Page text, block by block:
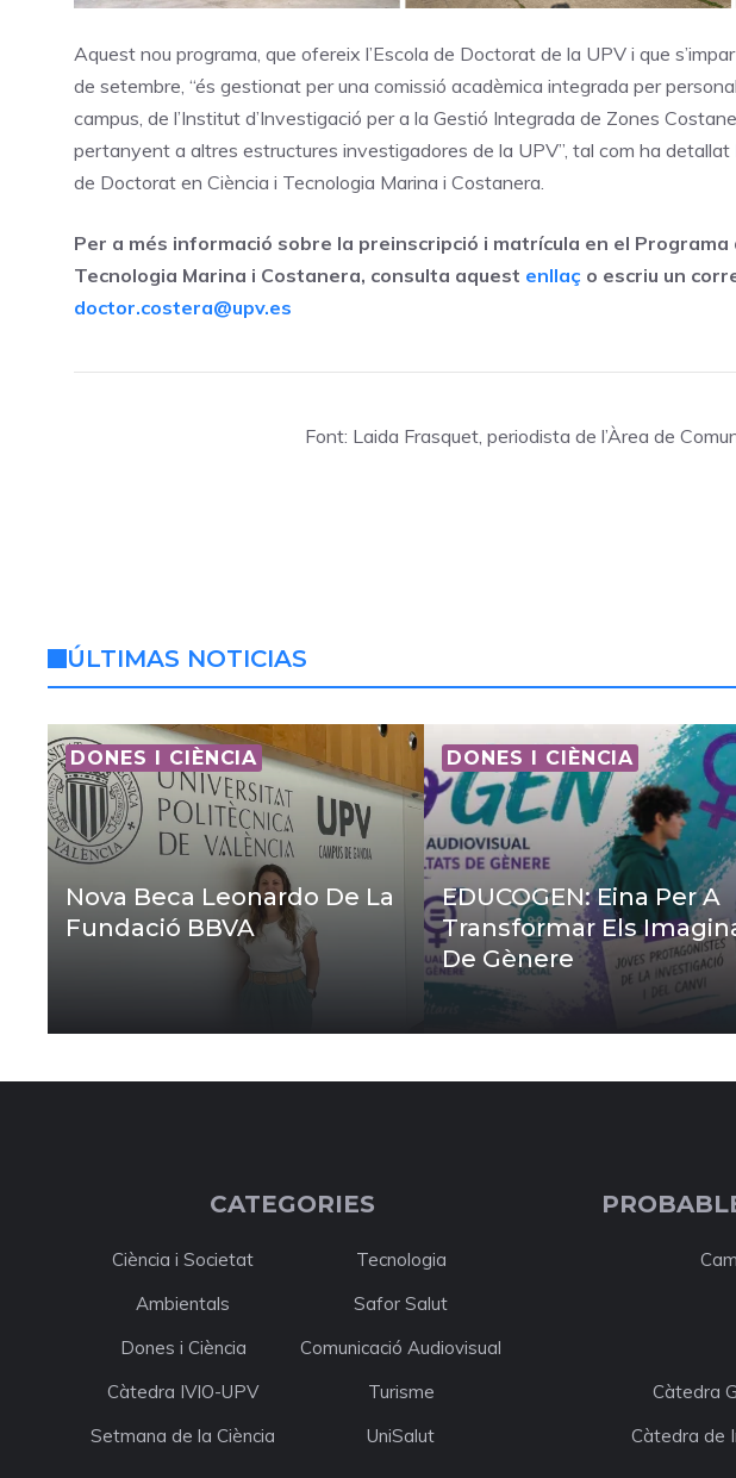
Aquest nou programa, que ofereix l’Escola de Doctorat de la UPV i que
de setembre, “és gestionat per una comissió acadèmica integrada per
campus, de l’Institut d’Investigació per a la Gestió Integrada de Zones
pertanyent a altres estructures investigadores de la UPV”, tal com ha detallat
de Doctorat en Ciència i Tecnologia Marina i Costanera.
Per a més informació sobre la preinscripció i matrícula en el
Tecnologia Marina i Costanera, consulta aquest enllaç o escriu un
doctor.costera@upv.es
Font: Laida Frasquet, periodista de l’Àrea de
ÚLTIMAS NOTICIAS
DONES I CIÈNCIA
Nova Beca Leonardo De La
Fundació BBVA
DONES I CIÈNCIA
EDUCOGEN: Eina Per A
Transformar Els
De Gènere
CATEGORIES
Ciència i Societat
Tecnologia
Ambientals
Safor Salut
Dones i Ciència
Comunicació Audiovisual
Càtedra IVIO-UPV
Turisme
Setmana de la Ciència
UniSalut
Càtedra
Càtedra de